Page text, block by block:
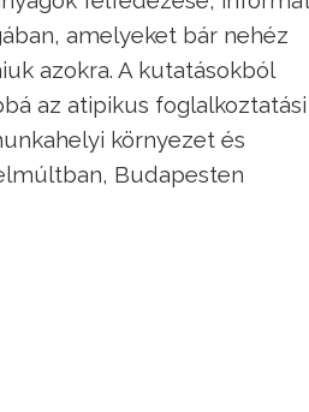
amelyeket bár nehéz
azokra. A kutatásokból
az atipikus foglalkoztatási
környezet és
Budapesten